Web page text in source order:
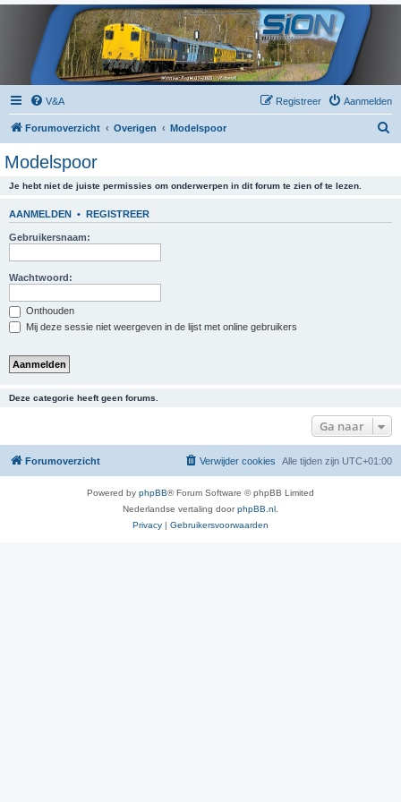
V&A Aanmelden
Registreer
Forumoverzicht Overigen Modelspoor
Modelspoor
Je hebt niet de juiste permissies om onderwerpen in dit forum te zien of te lezen.
AANMELDEN • REGISTREER
Gebruikersnaam:
Wachtwoord:
Onthouden
Mij deze sessie niet weergeven in de lijst met online gebruikers
Deze categorie heeft geen forums.
Ga naar
Forumoverzicht Alle tijden zijn UTC+01:00
Verwijder cookies
Powered by phpBB® Forum Software © phpBB Limited
Nederlandse vertaling doorphpBB.nl.
Privacy | Gebruikersvoorwaarden